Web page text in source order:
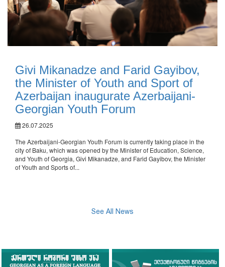
Givi Mikanadze and Farid Gayibov,
the Minister of Youth and Sport of
Azerbaijan inaugurate Azerbaijani-
Georgian Youth Forum
26.07.2025
The Azerbaijani-Georgian Youth Forum is currently taking place in the
city of Baku, which was opened by the Minister of Education, Science,
and Youth of Georgia, Givi Mikanadze, and Farid Gayibov, the Minister
of Youth and Sports of...
See All News